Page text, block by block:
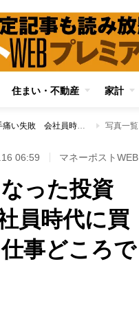
住まい・不動産 家計
元手300万円から2年で億り人になった投資家・ゆずさんの手痛い失敗 会社員時代に買った株が30分で約20％下落し、仕事どころではない事態に 写真一覧
06:59 マネーポストWEB
った投資
員時代に買
事どころで